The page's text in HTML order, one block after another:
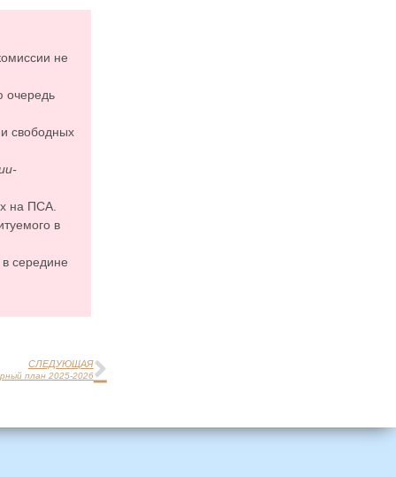
не
очередь
свободных
на ПСА.
в
середине
СЛЕДУЮЩАЯ
план 2025-2026